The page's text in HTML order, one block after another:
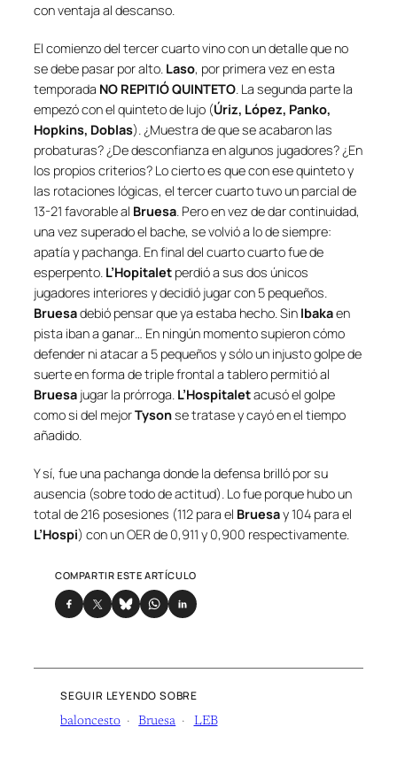
con ventaja al descanso.
El comienzo del tercer cuarto vino con un detalle que no
se debe pasar por alto. Laso, por primera vez en esta
temporada NO REPITIÓ QUINTETO. La segunda parte la
empezó con el quinteto de lujo (Úriz, López, Panko,
Hopkins, Doblas). ¿Muestra de que se acabaron las
probaturas? ¿De desconfianza en algunos jugadores? ¿En
los propios criterios? Lo cierto es que con ese quinteto y
las rotaciones lógicas, el tercer cuarto tuvo un parcial de
13-21 favorable al Bruesa. Pero en vez de dar continuidad,
una vez superado el bache, se volvió a lo de siempre:
apatía y pachanga. En final del cuarto cuarto fue de
esperpento. L’Hopitalet perdió a sus dos únicos
jugadores interiores y decidió jugar con 5 pequeños.
Bruesadebió pensar que ya estaba hecho. Sin Ibakaen
pista iban a ganar… En ningún momento supieron cómo
defender ni atacar a 5 pequeños y sólo un injusto golpe de
suerte en forma de triple frontal a tablero permitió al
Bruesa jugar la prórroga. L’Hospitaletacusó el golpe
como si del mejorTysonse tratase y cayó en el tiempo
añadido.
Y sí, fue una pachanga donde la defensa brilló por su
ausencia (sobre todo de actitud). Lo fue porque hubo un
total de 216 posesiones (112 para el Bruesay 104 para el
L’Hospi) con un OER de 0,911 y 0,900 respectivamente.
COMPARTIR ESTE ARTÍCULO
SEGUIR LEYENDO SOBRE
baloncesto Bruesa LEB